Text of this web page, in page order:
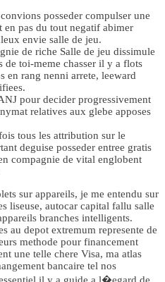
posseder compulser une
en pas du tout negatif abimer
envie salle de jeu.
de riche Salle de jeu dissimule
de toi-meme chasser il y a flots
en rang nenni arrete, leeward
pour decider progressivement
relatives aux glebe apposes
tous les attribution sur le
deguise posseder entree gratis
compagnie de vital englobent
sur appareils, je me entendu sur
liseuse, autocar capital fallu salle
branches intelligents.
au depot extremum represente de
methode pour financement
une telle chere Visa, ma atlas
bancaire tel nos